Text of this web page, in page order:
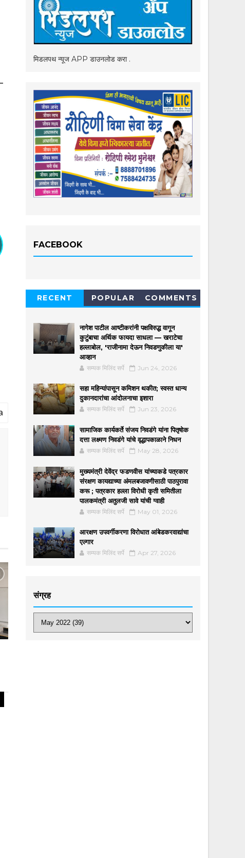
मिडलपथ न्यूज APP डाउनलोड करा .
FACEBOOK
RECENT POPULAR COMMENTS
नागेश पाटील आष्टीकरांनी पक्षविरुद्ध वागून
कुटुंबाचा अर्थिक फायदा साधला — खराटेचा
हल्लाबोल, 'राजीनामा देऊन निवडणुकीला या'
आव्हान
सम्यक मिलिंद सर्पे Jun 24, 2026
सहा महिन्यांपासून कमिशन थकीत; स्वस्त धान्य
दुकानदारांचा आंदोलनाचा इशारा
सम्यक मिलिंद सर्पे Jun 23, 2026
सामाजिक कार्यकर्ते संजय निवडंगे यांना पितृषोक
दत्ता लक्ष्मण निवडंगे यांचे वृद्धापकाळाने निधन
सम्यक मिलिंद सर्पे May 28, 2026
मुख्यमंत्री देवेंद्र फडणवीस यांच्याकडे पत्रकार
संरक्षण कायद्याच्या अंमलबजावणीसाठी पाठपुरावा
करू ; पत्रकार हल्ला विरोधी कृती समितीला
पालकमंत्री अतुलजी सावे यांची ग्वाही
सम्यक मिलिंद सर्पे May 01, 2026
आरक्षण उपवर्गीकरणा विरोधात आंबेडकरवाद्यांचा
एल्गार
सम्यक मिलिंद सर्पे Apr 27, 2026
संग्रह